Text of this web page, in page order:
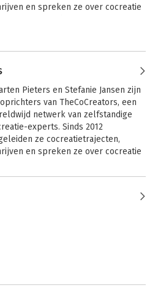
en spreken ze over cocreatie
Pieters en Stefanie Jansen zijn
van TheCoCreators, een
netwerk van zelfstandige
experts. Sinds 2012
ze cocreatietrajecten,
en spreken ze over cocreatie